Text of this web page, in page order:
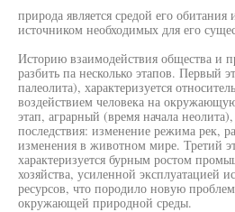
природа является средой его
источником необходимых для его
Историю взаимодействия общества и
разбить па несколько этапов. Первый
палеолита), характеризуется
воздействием человека на
этап, аграрный (время начала
последствия: изменение режима рек,
изменения в животном мире. Третий
характеризуется бурным ростом
хозяйства, усиленной эксплуатацией
ресурсов, что породило новую
окружающей природной среды.